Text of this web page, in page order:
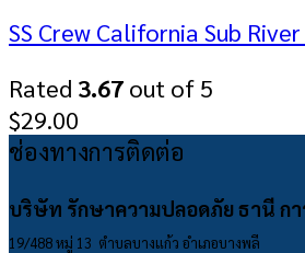
SS Crew California Sub
Rated 3.67 out of 5
$29.00
ช่องทางการติดต่อ
บริษัท รักษาความปลอดภัย ธานี ก
19/488 หมู่ 13 ตำบลบางแก้ว อำเภอบางพลี